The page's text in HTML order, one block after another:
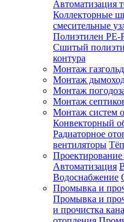
Автоматизация
Коллекторные
смесительные
Полиэтилен PE-
Сшитый
контура
Монтаж
Монтаж
Монтаж
Монтаж
Монтаж систем
Конвекторный
Радиаторное
вентиляторы
Автоматизация
Водоснабжение
Промывка и
Промывка и
и прочистка